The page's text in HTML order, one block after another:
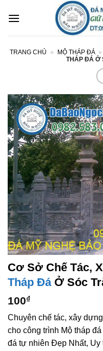
qua
TRANG CHỦ » MỘ THÁP ĐÁ »
THÁP ĐÁ Ở
Cơ Sở Chế Tác,
Tháp ĐáỞ Sóc
100₫
Chuyên chế tác, xây
cho công trình Mộ tháp
đá tự nhiên Đẹp Nhất, Uy